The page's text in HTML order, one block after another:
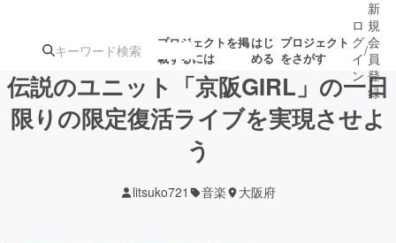
プロジェクトを掲
載するには
はじ
める
プロジェクト
をさがす
注目の新着プロ
ロ
グ
イ
ン
/
新
規
会
員
登
録
伝説のユニット「京阪GIRL」の一日
限りの限定復活ライブを実現させよ
う
litsuko721 音楽 大阪府